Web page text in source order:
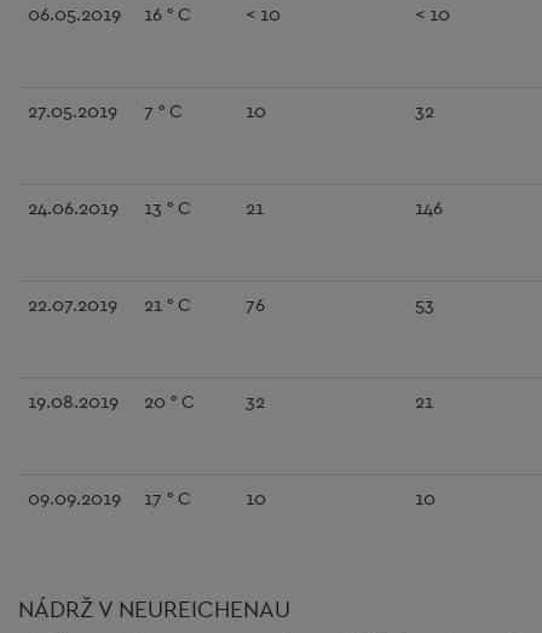
06.05.2019 16 ° C < 10 < 10
27.05.2019 7 ° C 10 32
24.06.2019 13 ° C 21 146
22.07.2019 21 ° C 76 53
19.08.2019 20 ° C 32 21
09.09.2019 17 ° C 10 10
NÁDRŽ V NEUREICHENAU